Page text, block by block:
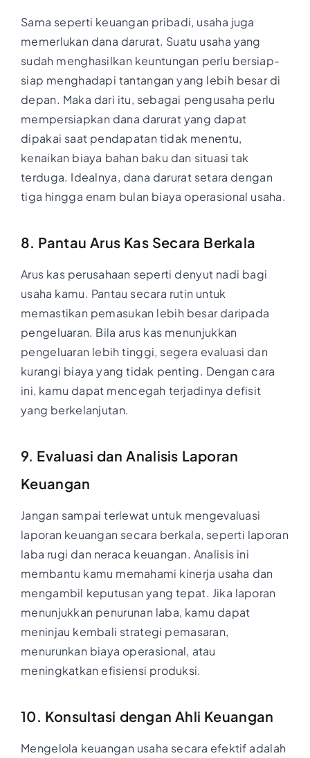
Sama seperti keuangan pribadi, usaha juga
memerlukan dana darurat. Suatu usaha yang
sudah menghasilkan keuntungan perlu bersiap-
siap menghadapi tantangan yang lebih besar di
depan. Maka dari itu, sebagai pengusaha perlu
mempersiapkan dana darurat yang dapat
dipakai saat pendapatan tidak menentu,
kenaikan biaya bahan baku dan situasi tak
terduga. Idealnya, dana darurat setara dengan
tiga hingga enam bulan biaya operasional usaha.
8. Pantau Arus Kas Secara Berkala
Arus kas perusahaan seperti denyut nadi bagi
usaha kamu. Pantau secara rutin untuk
memastikan pemasukan lebih besar daripada
pengeluaran. Bila arus kas menunjukkan
pengeluaran lebih tinggi, segera evaluasi dan
kurangi biaya yang tidak penting. Dengan cara
ini, kamu dapat mencegah terjadinya defisit
yang berkelanjutan.
9. Evaluasi dan Analisis Laporan
Keuangan
Jangan sampai terlewat untuk mengevaluasi
laporan keuangan secara berkala, seperti laporan
laba rugi dan neraca keuangan. Analisis ini
membantu kamu memahami kinerja usaha dan
mengambil keputusan yang tepat. Jika laporan
menunjukkan penurunan laba, kamu dapat
meninjau kembali strategi pemasaran,
menurunkan biaya operasional, atau
meningkatkan efisiensi produksi.
10. Konsultasi dengan Ahli Keuangan
Mengelola keuangan usaha secara efektif adalah